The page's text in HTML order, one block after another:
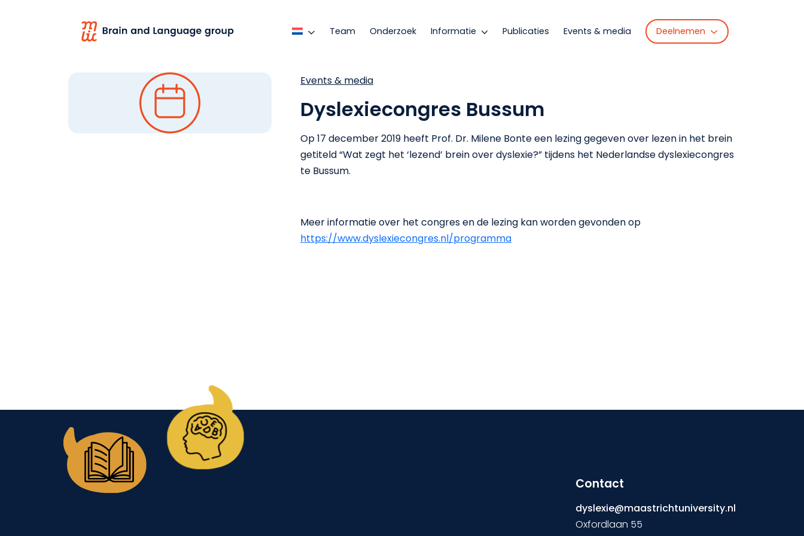
Team Onderzoek Informatie Publicaties Events & media Deelnemen
Events & media
Dyslexiecongres Bussum
Op 17 december 2019 heeft Prof. Dr. Milene Bonte een lezing gegeven over lezen in het brein
getiteld “Wat zegt het ‘lezend’ brein over dyslexie?” tijdens het Nederlandse dyslexiecongres
te Bussum.
Meer informatie over het congres en de lezing kan worden gevonden op
https://www.dyslexiecongres.nl/programma
Contact
dyslexie@maastrichtuniversity.nl
Oxfordlaan 55